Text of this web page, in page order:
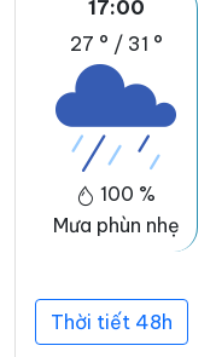
17:00
27 ° / 31 °
100 %
Mưa phùn nhẹ
Thời tiết 48h